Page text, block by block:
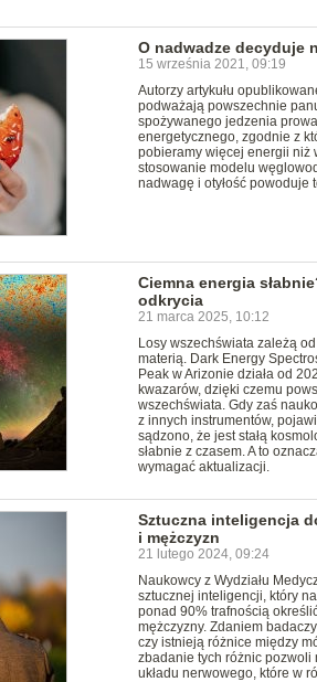
O nadwadze decyduje
15 września 2021, 09:19
Autorzy artykułu
podważają powszechnie
spożywanego jedzenia
energetycznego, zgodnie z
pobieramy więcej energii niż
stosowanie modelu
nadwagę i otyłość powoduje
Ciemna energia
odkrycia
21 marca 2025, 10:12
Losy wszechświata zależą
materią. Dark Energy
Peak w Arizonie działa od
kwazarów, dzięki czemu
wszechświata. Gdy zaś
z innych instrumentów,
sądzono, że jest stałą
słabnie z czasem. A to
wymagać aktualizacji.
Sztuczna inteligencja
i mężczyzn
21 lutego 2024, 09:24
Naukowcy z Wydziału
sztucznej inteligencji, który
ponad 90% trafnością
mężczyzny. Zdaniem
czy istnieją różnice między
zbadanie tych różnic
układu nerwowego, które w